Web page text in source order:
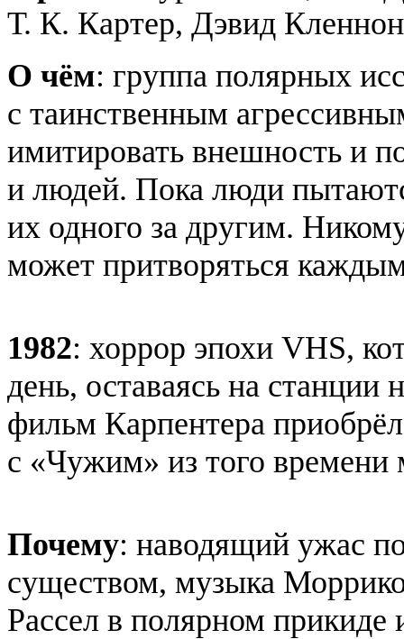
Т. К. Картер, Дэвид Кленнон
О чём: группа полярных
с таинственным
имитировать внешность и
и людей. Пока люди
их одного за другим.
может притворяться
1982: хоррор эпохи VHS,
день, оставаясь на станции
фильм Карпентера
с «Чужим» из того
Почему: наводящий ужас
существом, музыка
Рассел в полярном